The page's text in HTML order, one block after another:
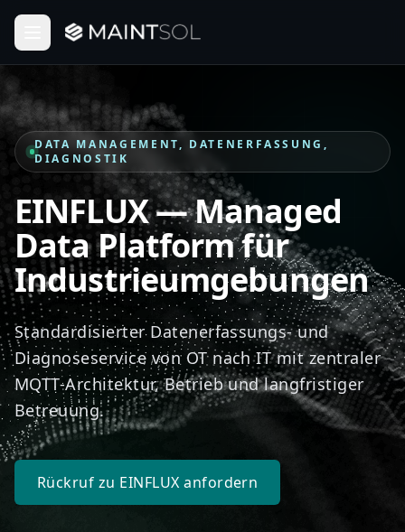
DATA MANAGEMENT, DATENERFASSUNG,
DIAGNOSTIK
EINFLUX— Managed
Data Platform für
Industrieumgebungen
Standardisierter Datenerfassungs- und
Diagnoseservice von OT nach IT mit zentraler
MQTT-Architektur, Betrieb und langfristiger
Betreuung.
Rückruf zu EINFLUX anfordern